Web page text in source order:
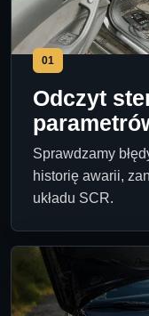
01
Odczyt
Sprawdzamy
historię awarii,
układu SCR.